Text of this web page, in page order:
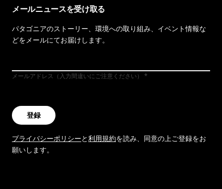
メールニュースを受け取る
パタゴニアのストーリー、環境への取り組み、イベント情報な
どをメールにてお届けします。
メールアドレス（入力間違いにご注意ください）
登録
プライバシーポリシーと利用規約を読み、同意の上ご登録をお
願いします。